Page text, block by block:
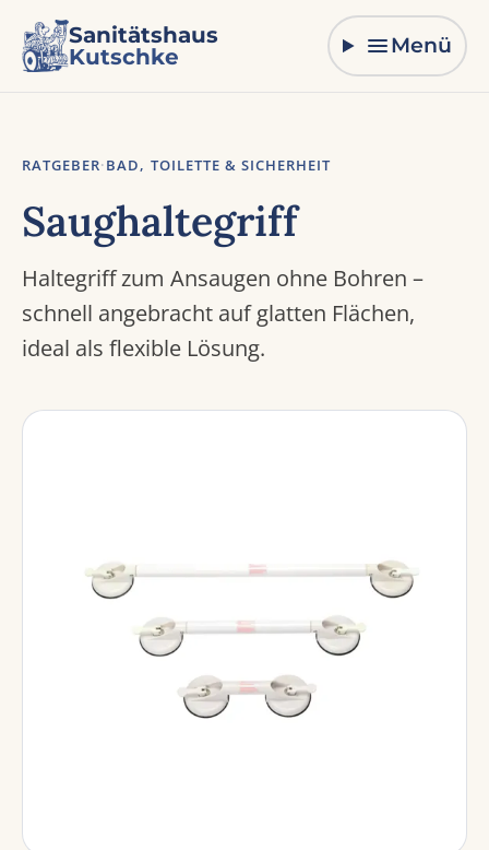
Zum Inhalt springen
Sanitätshaus
Kutschke
Menü
RATGEBER·BAD, TOILETTE & SICHERHEIT
Saughaltegriff
Haltegriff zum Ansaugen ohne Bohren –
schnell angebracht auf glatten Flächen,
ideal als flexible Lösung.